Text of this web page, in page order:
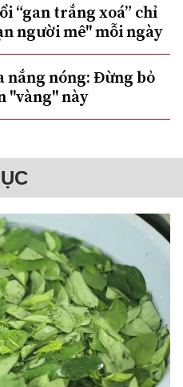
“gan trắng xoá” chỉ
người mê" mỗi ngày
nắng nóng: Đừng bỏ
"vàng" này